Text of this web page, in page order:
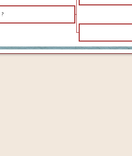
?